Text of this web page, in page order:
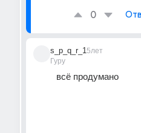
0
s_p_q_r_1
Гуру
5лет
всё продумано